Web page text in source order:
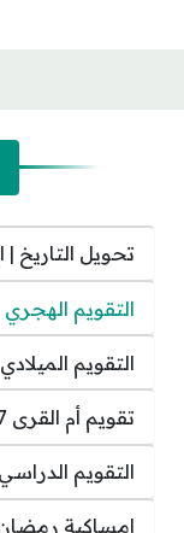
تحويل التاريخ
التقويم الهجري
التقويم الميلادي
تقويم أم القرى 1447
التقويم الدراسي
امساكية